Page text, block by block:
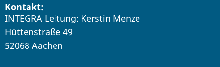
Kontakt:
INTEGRA Leitung: Kerstin Menze
Hüttenstraße 49
52068 Aachen